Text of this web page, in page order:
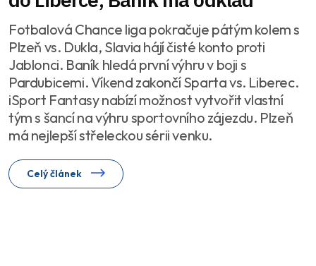
Fotbalová Chance liga pokračuje pátým kolem s
Plzeň vs. Dukla, Slavia hájí čisté konto proti
Jablonci. Baník hledá první výhru v boji s
Pardubicemi. Víkend zakončí Sparta vs. Liberec.
iSport Fantasy nabízí možnost vytvořit vlastní
tým s šancí na výhru sportovního zájezdu. Plzeň
má nejlepší střeleckou sérii venku.
Celý článek